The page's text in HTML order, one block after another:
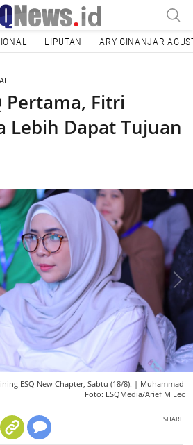
LIPUTAN ARY GINANJAR
Pertama, Fitri
Lebih Dapat Tujuan
ESQ New Chapter, Sabtu (18/8). | Muhammad
Foto: ESQMedia/Arief M Leo
SHARE